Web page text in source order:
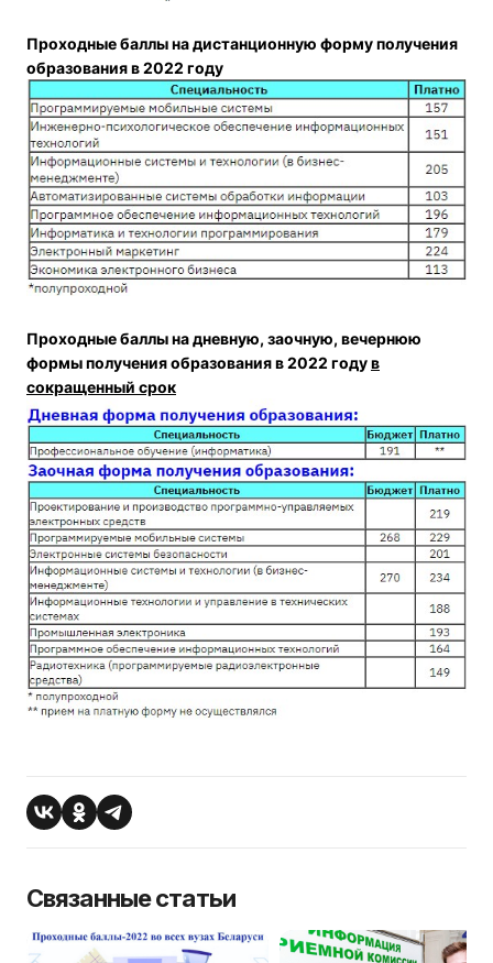
Проходные баллы на дистанционную форму получения
образования в 2022 году
Проходные баллы на дневную, заочную, вечернюю
формы получения образования в 2022 годув
сокращенный срок
Связанные статьи